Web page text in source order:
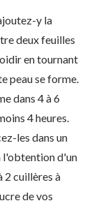
y la
deux feuilles
en tournant
peau se forme.
dans 4 à 6
4 heures.
les dans un
l'obtention d'un
2 cuillères à
de vos